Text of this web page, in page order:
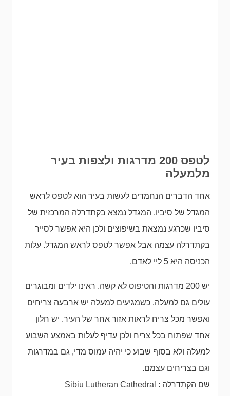
לטפס 200 מדרגות ולצפות בעיר
מלמעלה
אחד הדברים הנחמדים לעשות בעיר הוא לטפס לראש
המגדל של סיביו. המגדל נמצא בקתדרלה המרכזית של
סיביו שכרגע נמצאת בשיפוצים ולכן היא אפשר לסייר
בקתדרלה עצמה אבל אפשר לטפס לראש המגדל. עלות
הכניסה היא 5 ליי לאדם.
יש 200 מדרגות והטיפוס לא קשה. ראינו ילדים ומבוגרים
עולים גם למעלה. כשמגיעים למעלה יש ארבעה צריחים
ואפשר מכל צריח לראות אזור אחר של העיר. יש חלון
אחד שפתוח בכל צריח ולכן עדיף לעלות באמצע השבוע
למעלה ולא בסוף שבוע כי יהיה עמוס מדי, גם במדרגות
וגם בצריחים עצמם.
שם הקתדרלה : Sibiu Lutheran Cathedral